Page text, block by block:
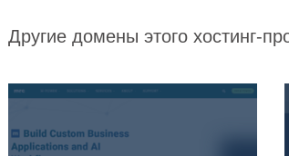
Другие домены этого хостинг-